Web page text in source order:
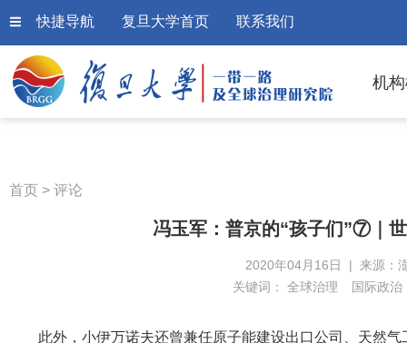
快捷导航 复旦大学首页 联系我们
机
首页 > 评论
冯玉军：普京的“孩子们”⑦｜
2020年04月16日 | 来源：
关键词： 全球治理 国际政治
此外，小伊万诺夫还曾兼任原子能建设出口公司、天然